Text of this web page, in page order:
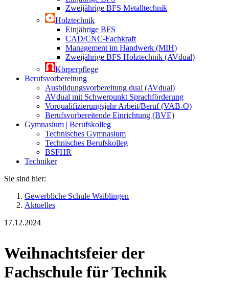
Zweijährige BFS Metalltechnik
Holztechnik
Einjährige BFS
CAD/CNC-Fachkraft
Management im Handwerk (MIH)
Zweijährige BFS Holztechnik (AVdual)
Körperpflege
Berufsvorbereitung
Ausbildungsvorbereitung dual (AVdual)
AVdual mit Schwerpunkt Sprachförderung
Vorqualifizierungsjahr Arbeit/Beruf (VAB-O)
Berufsvorbereitende Einrichtung (BVE)
Gymnasium | Berufskolleg
Technisches Gymnasium
Technisches Berufskolleg
BSFHR
Techniker
Sie sind hier:
Gewerbliche Schule Waiblingen
Aktuelles
17.12.2024
Weihnachtsfeier der
Fachschule für Technik